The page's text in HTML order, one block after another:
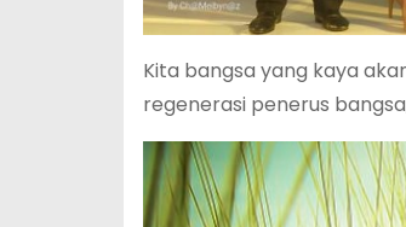
Kita bangsa yang kaya
regenerasi penerus